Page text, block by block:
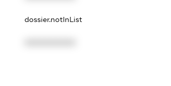
dossier.notInList